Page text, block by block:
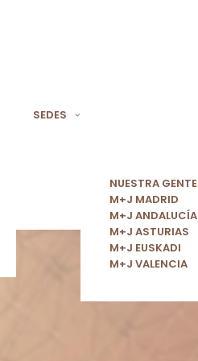
SEDES
NUESTRA GENTE
M+J MADRID
M+J ANDALUCÍA
M+J ASTURIAS
M+J EUSKADI
M+J VALENCIA